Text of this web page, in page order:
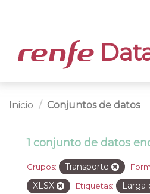
Inicio Conjuntos de datos
1 conjunto de datos
Grupos: Transporte
XLSX
Etiquetas:
Larga